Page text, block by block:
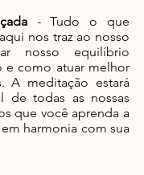
- Tudo o que
nos traz ao nosso
nosso equilíbrio
e como atuar melhor
A meditação estará
de todas as nossas
que você aprenda a
harmonia com sua